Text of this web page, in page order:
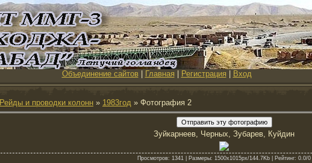
Объединение сайтов| Главная Регистрация Вход
Рейды и проводки колонн » 1983год » Фотография 2
Зуйкарнеев, Черных, Зубарев, Куйдин
Просмотров: 1341 | Размеры: 1500x1015px/144.7Kb | Рейтинг: 0.0/0